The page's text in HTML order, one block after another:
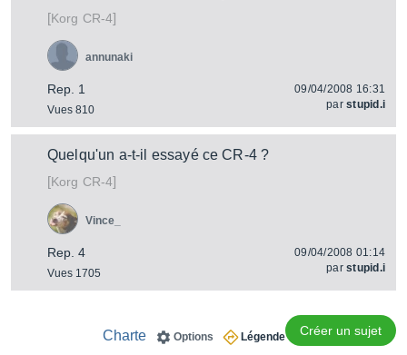
[Korg CR-4]
Rep. 1
Vues 810
annunaki
09/04/2008 16:31
parstupid.i
Quelqu'un a-t-il essayé ce CR-4 ?
[Korg CR-4]
Rep. 4
Vues 1705
Vince_
09/04/2008 01:14
parstupid.i
Créer un sujet
Légende
Options
Charte